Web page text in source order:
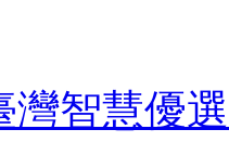
灣智慧優